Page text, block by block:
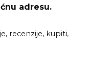
adresu.
recenzije, kupiti,